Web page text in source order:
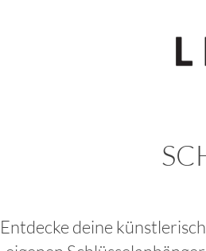
Entdecke deine